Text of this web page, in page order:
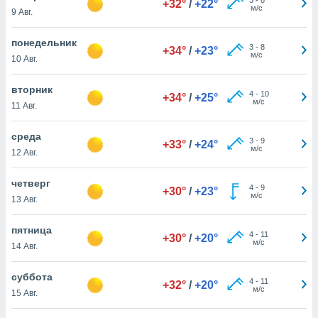
действия
рекламу
нашей
cookie
cookie
в
нашего
9 Авг.
+32° / +22°
м/с
понедельник
10 Авг.
+34° / +23° 3- 8
м/с
вторник
11 Авг.
+34° / +25° 4- 10
м/с
среда
12 Авг.
+33° / +24° 3- 9
м/с
четверг
13 Авг.
+30° / +23° 4- 9
м/с
пятница
14 Авг.
+30° / +20° 4- 11
м/с
суббота
15 Авг.
+32° / +20° 4- 11
м/с